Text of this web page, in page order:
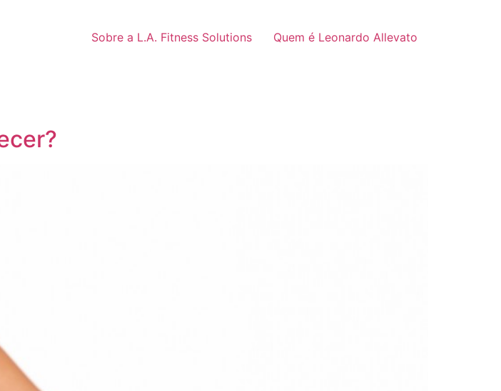
Sobre a L.A. Fitness Solutions Quem é Leonardo Allevato